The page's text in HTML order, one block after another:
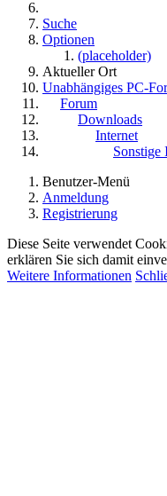
Suche
Optionen
(placeholder)
Aktueller Ort
Unabhängiges PC-
Forum
Downloads
Internet
Sonstige
Benutzer-Menü
Anmeldung
Registrierung
Diese Seite verwendet
erklären Sie sich damit
Weitere Informationen